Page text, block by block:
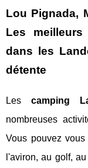
Lou Pignada,
Les
dans les
détente
Les camping
nombreuses
Vous pouvez
l'aviron, au golf,